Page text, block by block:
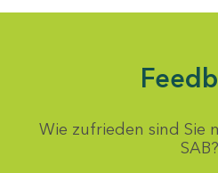
Wie zufrieden sind Sie
SAB?